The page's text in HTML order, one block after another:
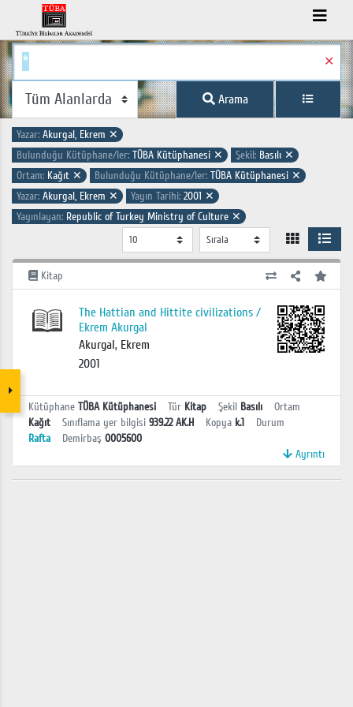
✕
Arama
Yazar: Akurgal, Ekrem ✕
Bulunduğu Kütüphane/ler: TÜBA Kütüphanesi ✕ Şekil: Basılı ✕
Ortam: Kağıt ✕ Bulunduğu Kütüphane/ler: TÜBA Kütüphanesi ✕
Yazar: Akurgal, Ekrem ✕ Yayın Tarihi: 2001 ✕
Yayınlayan: Republic of Turkey Ministry of Culture ✕
Kitap
The Hattian and Hittite civilizations /
Ekrem Akurgal
Akurgal, Ekrem
2001
Kütüphane TÜBA Kütüphanesi Tür Kitap Şekil Basılı
Ortam
Kağıt
Sınıflama yer bilgisi 939.22 AK.H Kopya k.1
Durum
Rafta
Demirbaş 0005600
Ayrıntı